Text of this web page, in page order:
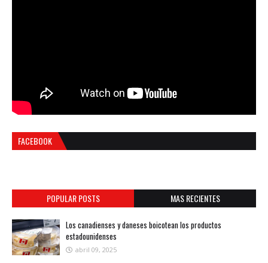
FACEBOOK
POPULAR POSTS MAS RECIENTES
Los canadienses y daneses boicotean los productos
estadounidenses
abril 09, 2025